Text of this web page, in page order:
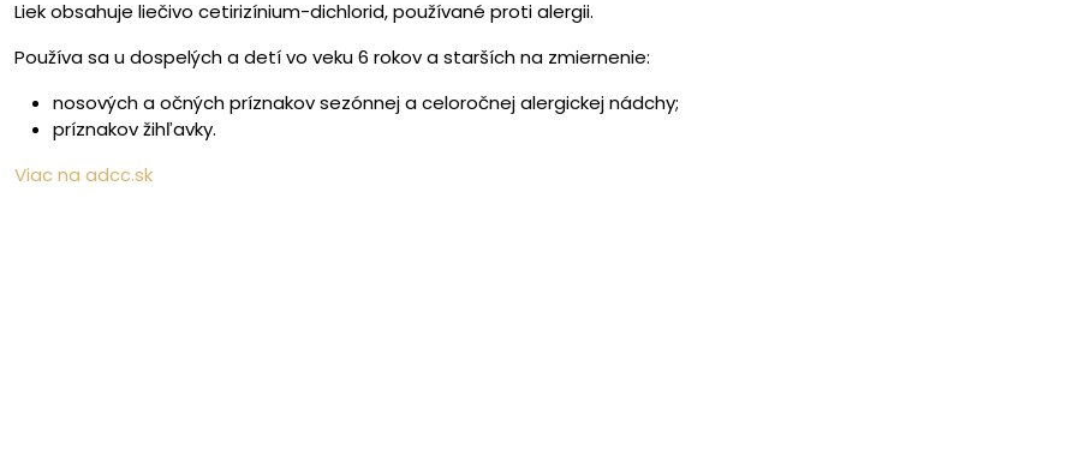
Liek obsahuje liečivo cetirizínium-dichlorid, používané proti alergii.
Používa sa u dospelých a detí vo veku 6 rokov a starších na zmiernenie:
nosových a očných príznakov sezónnej a celoročnej alergickej nádchy;
príznakov žihľavky.
Viac na adcc.sk